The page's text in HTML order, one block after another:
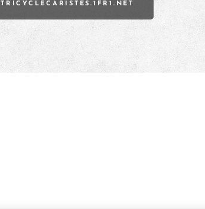
TRICYCLECARISTES.1FR1.NET